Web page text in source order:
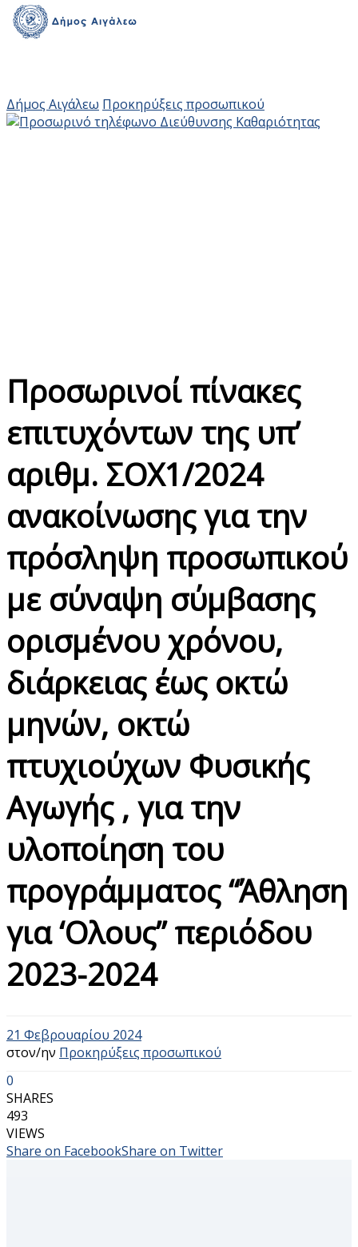
Δήμος Αιγάλεω Προκηρύξεις προσωπικού
Προσωρινοί πίνακες
επιτυχόντων της υπ’
αριθμ. ΣΟΧ1/2024
ανακοίνωσης για την
πρόσληψη προσωπικού
με σύναψη σύμβασης
ορισμένου χρόνου,
διάρκειας έως οκτώ
μηνών, οκτώ
πτυχιούχων Φυσικής
Αγωγής , για την
υλοποίηση του
προγράμματος “Άθληση
για ‘Ολους” περιόδου
2023-2024
21 Φεβρουαρίου 2024
στον/ην Προκηρύξεις προσωπικού
0
SHARES
493
VIEWS
Share on FacebookShare on Twitter